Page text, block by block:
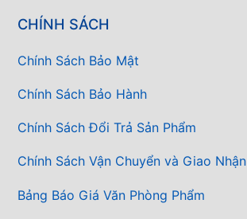
CHÍNH SÁCH
Chính Sách Bảo Mật
Chính Sách Bảo Hành
Chính Sách Đổi Trả Sản Phẩm
Chính Sách Vận Chuyển và Giao Nhận
Bảng Báo Giá Văn Phòng Phẩm